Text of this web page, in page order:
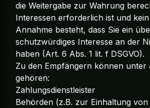
die Weitergabe zur Wahrung
Interessen erforderlich ist und
Annahme besteht, dass Sie ein
schutzwürdiges Interesse an der
haben (Art. 6 Abs. 1 lit. f DSGVO).
Zu den Empfängern können unter
gehören:
Zahlungsdienstleister
Behörden (z.B. zur Einhaltung von